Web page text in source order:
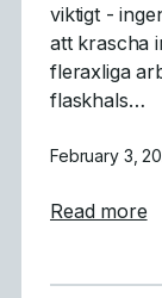
viktigt -
att krascha
fleraxliga
flaskhals…
February 3,
Read more